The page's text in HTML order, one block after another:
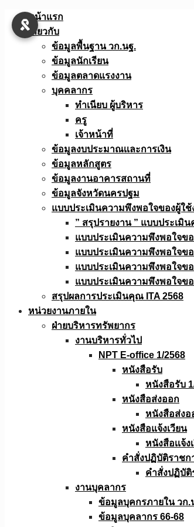
Skip
หน้าแรก
เกี่ยวกับ
ข้อมูลพื้นฐาน วก.นฐ.
ข้อมูลนักเรียน
ข้อมูลตลาดแรงงาน
บุคคลากร
ทำเนียบ ผู้บริหาร
ครู
เจ้าหน้าที่
ข้อมูลงบประมาณเเละการเงิน
ข้อมูลหลักสูตร
ข้อมูลงานอาคารสถานที่
ข้อมูลจังหวัดนครปฐม
แบบประเมินความพึงพอใจของผู้ใ
” สรุปรายงาน ” แบบประเมิ
แบบประเมินความพึงพอใจข
แบบประเมินความพึงพอใจข
แบบประเมินความพึงพอใจข
แบบประเมินความพึงพอใจข
สรุปผลการประเมินคุณ ITA 2568
หน่วยงานภายใน
ฝ่ายบริหารทรัพยากร
งานบริหารทั่วไป
NPT E-office 1/2568
หนังสือรับ
หนังสือรับ
หนังสือส่งออก
หนังสือส่งอ
หนังสือแจ้งเวียน
หนังสือเเจ้ง
คำสั่งปฏิบัติราชก
คำสั่งปฏิบัติ
งานบุคลากร
ข้อมูลบุคกรภายใน วก.
ข้อมูลบุคลากร 66-68